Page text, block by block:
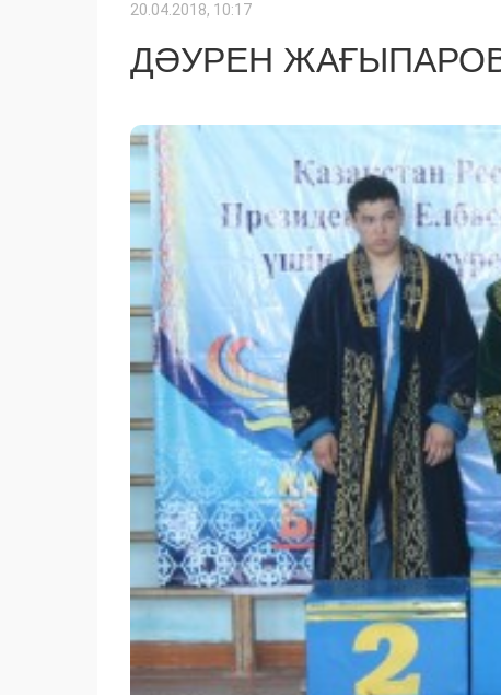
20.04.2018, 10:17
ДӘУРЕН